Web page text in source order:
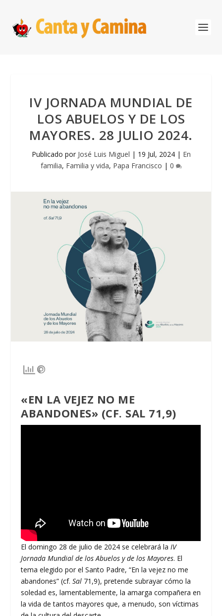
IV JORNADA MUNDIAL DE
LOS ABUELOS Y DE LOS
MAYORES. 28 JULIO 2024.
Publicado por José Luis Miguel | 19 Jul, 2024| En
familia, Familia y vida, Papa Francisco | 0
«EN LA VEJEZ NO ME
ABANDONES» (CF. SAL 71,9)
El domingo 28 de julio de 2024 se celebrará laIV
Jornada Mundial de los Abuelos y de los Mayores. El
tema elegido por el Santo Padre, “En la vejez no me
abandones” (cf.Sal 71,9), pretende subrayar cómo la
soledad es, lamentablemente, la amarga compañera en
la vida de tantos mayores que, a menudo, son víctimas